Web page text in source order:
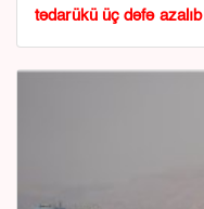
tədarükü üç dəfə azalıb